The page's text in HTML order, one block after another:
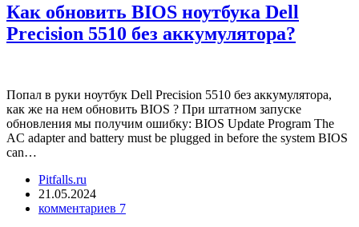
Как обновить BIOS ноутбука Dell
Precision 5510 без аккумулятора?
Попал в руки ноутбук Dell Precision 5510 без аккумулятора,
как же на нем обновить BIOS ? При штатном запуске
обновления мы получим ошибку: BIOS Update Program The
AC adapter and battery must be plugged in before the system BIOS
can…
Pitfalls.ru
21.05.2024
комментариев 7